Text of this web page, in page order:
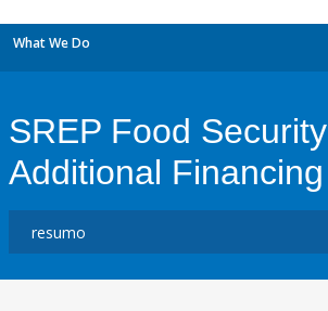
What We Do
SREP Food Security
Additional Financing